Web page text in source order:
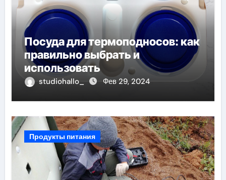
Посуда для термоподносов: как
правильно выбрать и
использовать
studiohallo_ Фев 29, 2024
Продукты питания